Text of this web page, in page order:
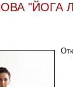
"ЙОГА